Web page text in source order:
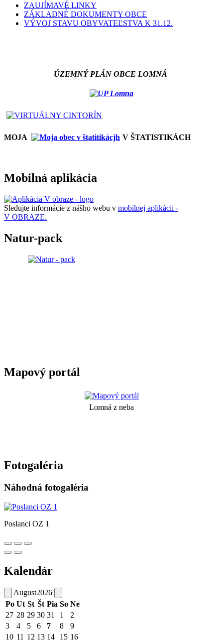
ZAUJÍMAVÉ LINKY
ZÁKLADNÉ DOKUMENTY OBCE
VÝVOJ STAVU OBYVATEĽSTVA K 31.12.
ÚZEMNÝ PLÁN OBCE LOMNÁ
MOJA V ŠTATISTIKÁCH
Mobilná aplikácia
Sledujte informácie z nášho webu v mobilnej aplikácii -
V OBRAZE.
Natur-pack
Mapový portál
Lomná z neba
Fotogaléria
Náhodná fotogaléria
Poslanci OZ 1
Kalendár
August2026
Po Ut St Št Pia So Ne
27 28 29 30 31 1
2
3
4 5 6 7 8
9
10 11 12 13 14 15 16